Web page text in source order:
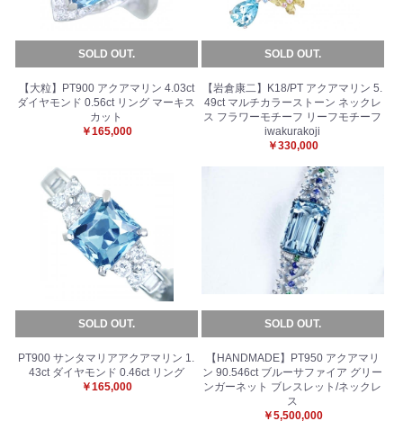
SOLD OUT.
【大粒】PT900 アクアマリン 4.03ct
ダイヤモンド 0.56ct リング マーキス
カット
￥165,000
SOLD OUT.
【岩倉康二】K18/PT アクアマリン 5.
49ct マルチカラーストーン ネックレ
ス フラワーモチーフ リーフモチーフ
iwakurakoji
￥330,000
SOLD OUT.
PT900 サンタマリアアクアマリン 1.
43ct ダイヤモンド 0.46ct リング
￥165,000
SOLD OUT.
【HANDMADE】PT950 アクアマリ
ン 90.546ct ブルーサファイア グリー
ンガーネット ブレスレット/ネックレ
ス
￥5,500,000